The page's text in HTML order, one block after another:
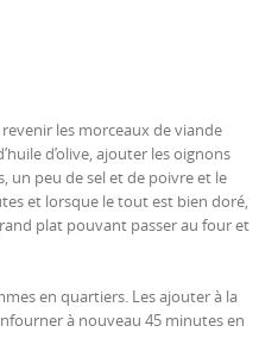
les morceaux de viande
d’olive, ajouter les oignons
un peu de sel et de poivre et le
et lorsque le tout est bien doré,
plat pouvant passer au four et
en quartiers. Les ajouter à la
à nouveau 45 minutes en